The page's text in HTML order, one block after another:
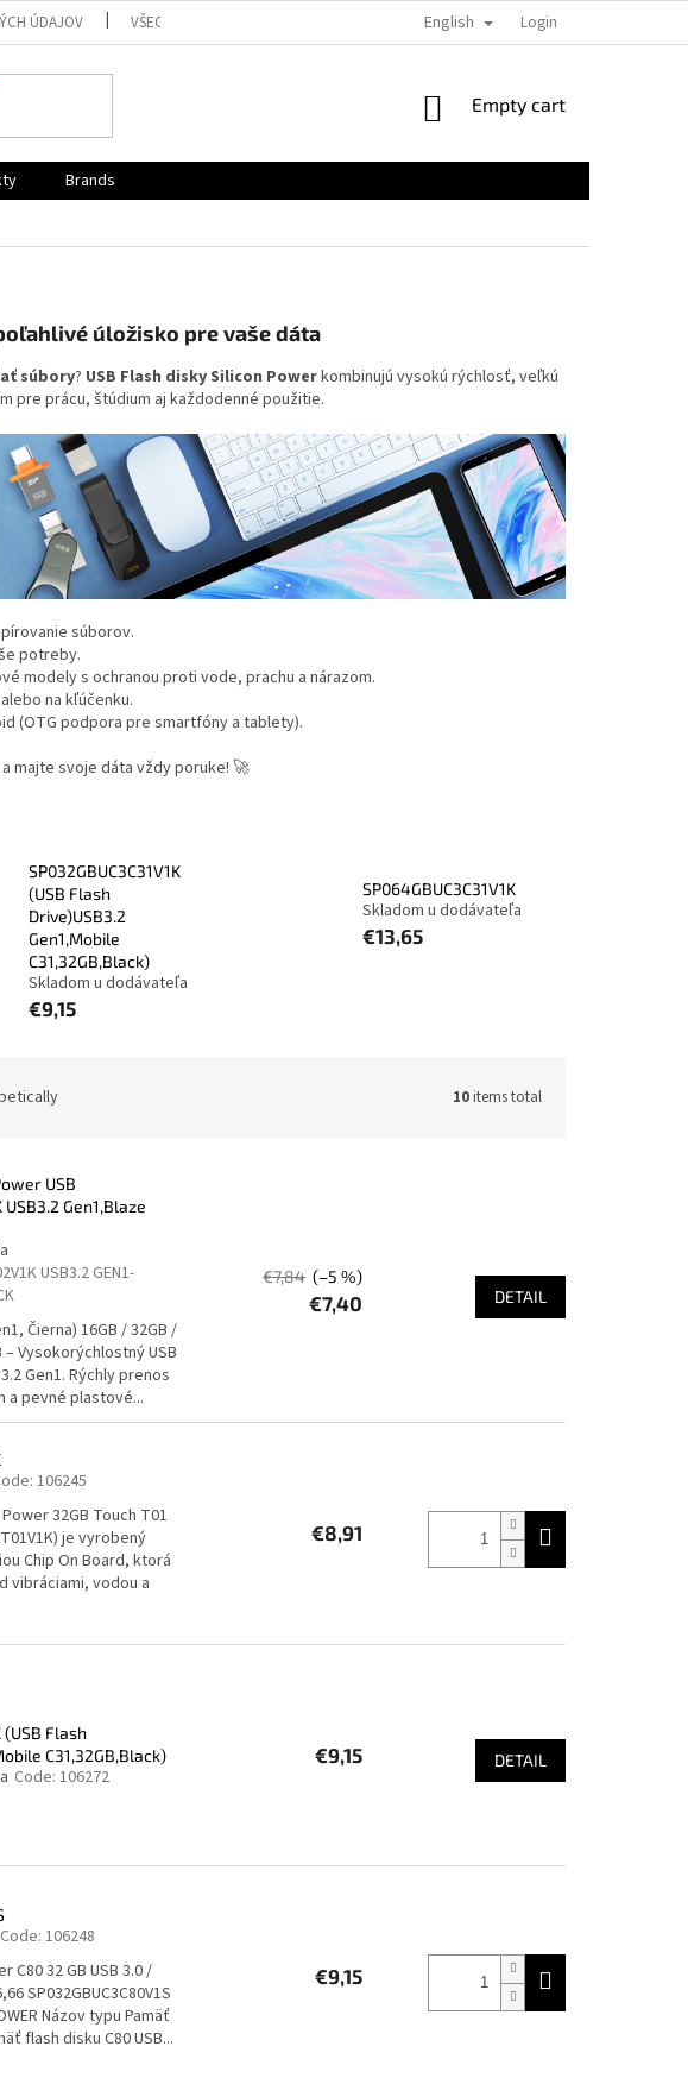
ÚDAJOV VŠEOBECNÉ OBCHODNÉ PODMIENKY PRE E-SHOPY FORMULÁRE NA
English Login
SHOPPING
Empty cart
Brands
úložisko pre vaše dáta
súbory? USB Flash disky Silicon Powerkombinujú vysokú rýchlosť, veľkú
pre prácu, štúdium aj každodenné použitie.
súborov.
potreby.
modely s ochranou proti vode, prachu a nárazom.
na kľúčenku.
(OTG podpora pre smartfóny a tablety).
a majte svoje dáta vždy poruke! 🚀
SP032GBUC3C31V1K
(USB Flash
Drive)USB3.2
Gen1,Mobile
C31,32GB,Black)
Skladom u dodávateľa
€9,15
SP064GBUC3C31V1K
Skladom u dodávateľa
€13,65
10items total
USB
USB3.2 Gen1,Blaze
USB3.2 GEN1-
Čierna) 16GB / 32GB /
– Vysokorýchlostný USB
Gen1. Rýchly prenos
a pevné plastové...
€7,84 (–5 %)
€7,40 DETAIL
106245
32GB Touch T01
je vyrobený
Chip On Board, ktorá
vibráciami, vodou a
€8,91
(USB Flash
C31,32GB,Black)
Code: 106272
€9,15 DETAIL
Code: 106248
C80 32 GB USB 3.0 /
SP032GBUC3C80V1S
Názov typu Pamäť
flash disku C80 USB...
€9,15